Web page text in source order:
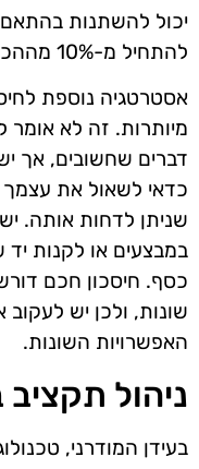
יכול להשתנות
להתחיל מ-10% מההכנסות.
אסטרטגיה נוספת
מיותרות. זה לא אומר
דברים שחשובים, אך
כדאי לשאול את עצמך
שניתן לדחות אותה.
במבצעים או לקנות
כסף. חיסכון חכם
שונות, ולכן יש לעקוב
האפשרויות השונות.
ניהול תקציב
בעידן המודרני,